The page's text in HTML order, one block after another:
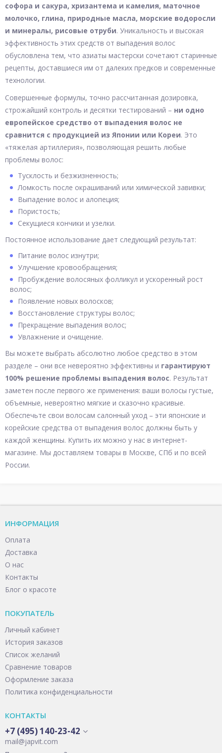
софора и сакура, хризантема и камелия, маточное
молочко, глина, природные масла, морские водоросли
и минералы, рисовые отруби. Уникальность и высокая
эффективность этих средств от выпадения волос
обусловлена тем, что азиаты мастерски сочетают старинные
рецепты, доставшиеся им от далеких предков и современные
технологии.
Совершенные формулы, точно рассчитанная дозировка,
строжайший контроль и десятки тестирований – ни одно
европейское средство от выпадения волос не
сравнится с продукцией из Японии или Кореи. Это
«тяжелая артиллерия», позволяющая решить любые
проблемы волос:
Тусклость и безжизненность;
Ломкость после окрашиваний или химической завивки;
Выпадение волос и алопеция;
Пористость;
Секущиеся кончики и узелки.
Постоянное использование дает следующий результат:
Питание волос изнутри;
Улучшение кровообращения;
Пробуждение волосяных фолликул и ускоренный рост
волос;
Появление новых волосков;
Восстановление структуры волос;
Прекращение выпадения волос;
Увлажнение и очищение.
Вы можете выбрать абсолютно любое средство в этом
разделе – они все невероятно эффективны и гарантируют
100% решение проблемы выпадения волос. Результат
заметен после первого же применения: ваши волосы густые,
объемные, невероятно мягкие и сказочно красивые.
Обеспечьте свои волосам салонный уход – эти японские и
корейские средства от выпадения волос должны быть у
каждой женщины. Купить их можно у нас в интернет-
магазине. Мы доставляем товары в Москве, СПб и по всей
России.
ИНФОРМАЦИЯ
Оплата
Доставка
О нас
Контакты
Блог о красоте
ПОКУПАТЕЛЬ
Личный кабинет
История заказов
Список желаний
Сравнение товаров
Оформление заказа
Политика конфиденциальности
КОНТАКТЫ
+7 (495) 140-23-42
mail@japvit.com